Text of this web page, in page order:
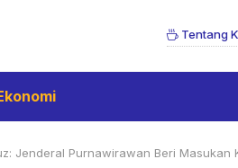
Tentang
Jenderal Purnawirawan Beri Masukan